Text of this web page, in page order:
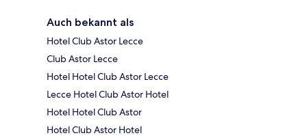
Auch bekannt als
Hotel Club Astor Lecce
Club Astor Lecce
Hotel Hotel Club Astor Lecce
Lecce Hotel Club Astor Hotel
Hotel Hotel Club Astor
Hotel Club Astor Hotel